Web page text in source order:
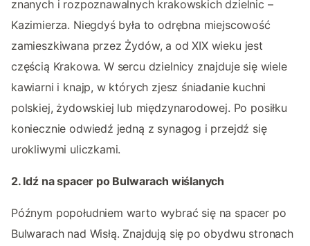
znanych i rozpoznawalnych krakowskich dzielnic –
Kazimierza. Niegdyś była to odrębna miejscowość
zamieszkiwana przez Żydów, a od XIX wieku jest
częścią Krakowa. W sercu dzielnicy znajduje się wiele
kawiarni i knajp, w których zjesz śniadanie kuchni
polskiej, żydowskiej lub międzynarodowej. Po posiłku
koniecznie odwiedź jedną z synagog i przejdź się
urokliwymi uliczkami.
2. Idź na spacer po Bulwarach wiślanych
Późnym popołudniem warto wybrać się na spacer po
Bulwarach nad Wisłą. Znajdują się po obydwu stronach